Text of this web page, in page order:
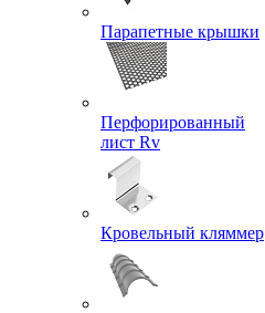
Парапетные крышки
Перфорированный
лист Rv
Кровельный кляммер